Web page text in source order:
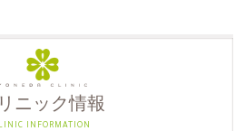
ニック情報
INFORMATION